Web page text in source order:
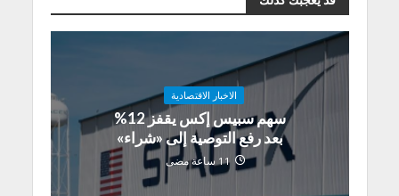
الاخبار الاقتصادية
سهم سبيس إكس يقفز 12%
بعد رفع التوصية إلى «شراء»
11 ساعة مضى